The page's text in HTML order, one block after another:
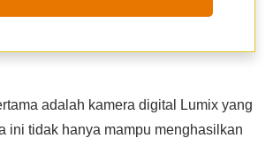
adalah kamera digital Lumix yang
ini tidak hanya mampu menghasilkan